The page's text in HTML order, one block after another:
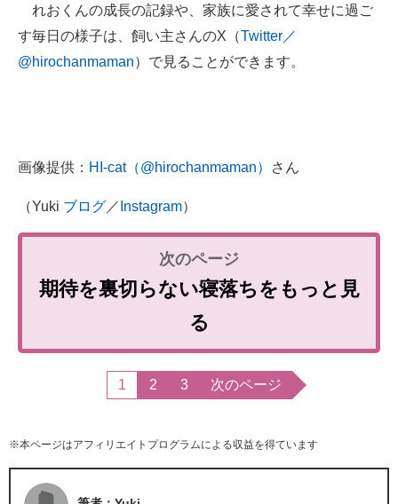
れおくんの成長の記録や、家族に愛されて幸せに過ご
す毎日の様子は、飼い主さんのX（Twitter／
@hirochanmaman）で見ることができます。
画像提供： HI-cat（@hirochanmaman） さん
（Yuki ブログ ／ Instagram）
期待を裏切らない寝落ちをもっと見
る
1 2 3 次のページ
※本ページはアフィリエイトプログラムによる収益を得ています